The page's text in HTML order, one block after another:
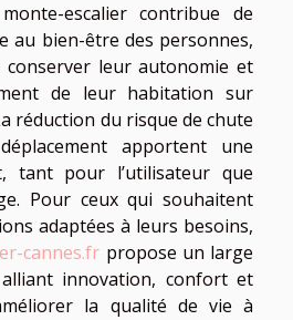
escalier contribue de
au bien-être des personnes,
leur autonomie et
de leur habitation sur
réduction du risque de chute
apportent une
tant pour l’utilisateur que
Pour ceux qui souhaitent
adaptées à leurs besoins,
cannes.fr propose un large
innovation, confort et
la qualité de vie à